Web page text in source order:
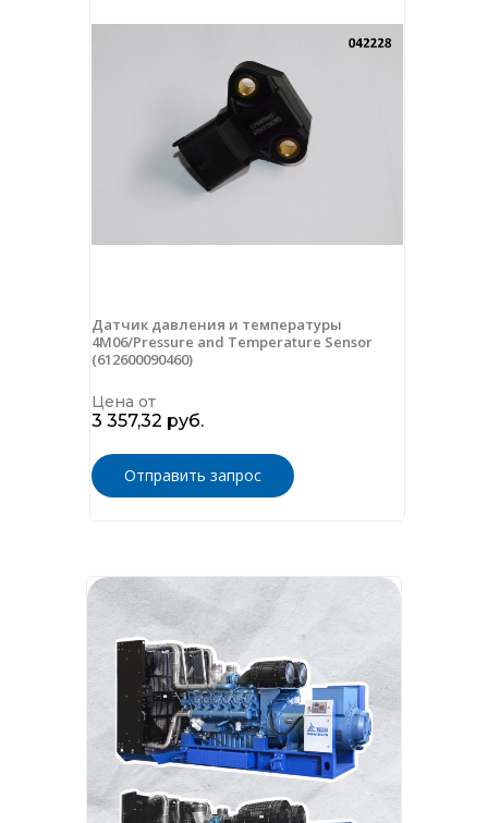
Датчик давления и температуры
4М06/Pressure and Temperature Sensor
(612600090460)
Цена от
3 357,32 руб.
Отправить запрос